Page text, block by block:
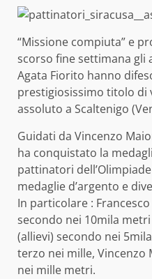
“Missione compiuta” e
scorso fine settimana gli
Agata Fiorito hanno
prestigiosissimo titolo di
assoluto a Scaltenigo
Guidati da Vincenzo
ha conquistato la
pattinatori
medaglie d’argento e
In particolare :
secondo nei 10mila
(allievi) secondo nei
terzo nei mille, Vincenzo
nei mille metri.